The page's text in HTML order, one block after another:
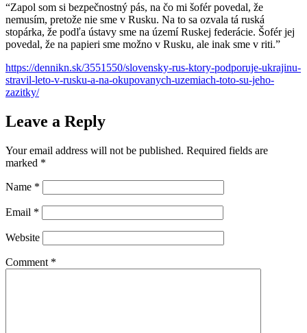
“Zapol som si bezpečnostný pás, na čo mi šofér povedal, že
nemusím, pretože nie sme v Rusku. Na to sa ozvala tá ruská
stopárka, že podľa ústavy sme na území Ruskej federácie. Šofér jej
povedal, že na papieri sme možno v Rusku, ale inak sme v riti.”
https://dennikn.sk/3551550/slovensky-rus-ktory-podporuje-ukrajinu-
stravil-leto-v-rusku-a-na-okupovanych-uzemiach-toto-su-jeho-
zazitky/
Leave a Reply
Your email address will not be published. Required fields are
marked *
Name *
Email *
Website
Comment *